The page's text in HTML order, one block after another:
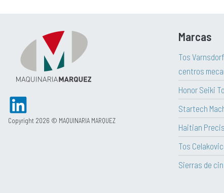
Copyright 2026 © MAQUINARIA MARQUEZ
Marcas
Tos
centros
Honor Seiki
Startech
Haitian
Tos
Sierras de